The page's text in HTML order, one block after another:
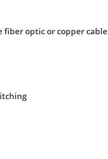
fiber optic or copper cable